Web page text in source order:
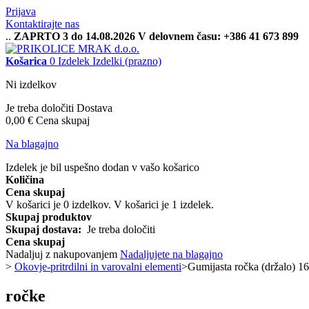
Prijava
Kontaktirajte nas
.. ZAPRTO 3 do 14.08.2026 V delovnem času: +386 41 673 899
Košarica 0 Izdelek Izdelki (prazno)
Ni izdelkov
Je treba določiti Dostava
0,00 € Cena skupaj
Na blagajno
Izdelek je bil uspešno dodan v vašo košarico
Količina
Cena skupaj
V košarici je 0 izdelkov. V košarici je 1 izdelek.
Skupaj produktov
Skupaj dostava: Je treba določiti
Cena skupaj
Nadaljuj z nakupovanjem Nadaljujete na blagajno
> Okovje-pritrdilni in varovalni elementi>Gumijasta ročka (držalo)
ročke